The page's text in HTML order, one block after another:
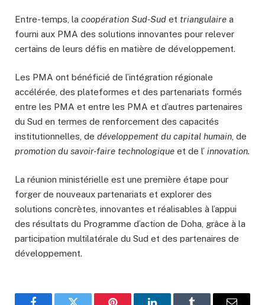
Entre-temps, la coopération Sud-Sud et triangulaire a
fourni aux PMA des solutions innovantes pour relever
certains de leurs défis en matière de développement.
Les PMA ont bénéficié de l’intégration régionale
accélérée, des plateformes et des partenariats formés
entre les PMA et entre les PMA et d’autres partenaires
du Sud en termes de renforcement des capacités
institutionnelles, de développement du capital humain , de
promotion du savoir-faire technologique et de l’ innovation.
La réunion ministérielle est une première étape pour
forger de nouveaux partenariats et explorer des
solutions concrètes, innovantes et réalisables à l’appui
des résultats du Programme d’action de Doha, grâce à la
participation multilatérale du Sud et des partenaires de
développement.